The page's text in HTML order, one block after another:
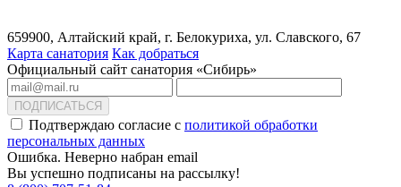
659900, Алтайский край, г. Белокуриха, ул. Славского, 67
Карта санатория Как добраться
Официальный сайт санатория «Сибирь»
ПОДПИСАТЬСЯ
Подтверждаю согласие с политикой обработки
персональных данных
Ошибка. Неверно набран email
Вы успешно подписаны на рассылку!